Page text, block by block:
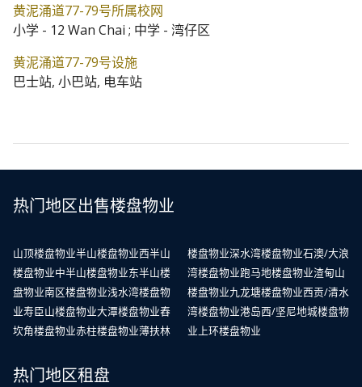
黄泥涌道77-79号所属校网
小学 - 12 Wan Chai ; 中学 - 湾仔区
黄泥涌道77-79号设施
巴士站, 小巴站, 电车站
热门地区出售楼盘物业
山顶楼盘物业半山楼盘物业西半山
楼盘物业中半山楼盘物业东半山楼
盘物业南区楼盘物业浅水湾楼盘物
业寿臣山楼盘物业大潭楼盘物业舂
坎角楼盘物业赤柱楼盘物业薄扶林
楼盘物业深水湾楼盘物业石澳/大浪
湾楼盘物业跑马地楼盘物业渣甸山
楼盘物业九龙塘楼盘物业西贡/清水
湾楼盘物业港岛西/坚尼地城楼盘物
业 上环楼盘物业
热门地区租盘